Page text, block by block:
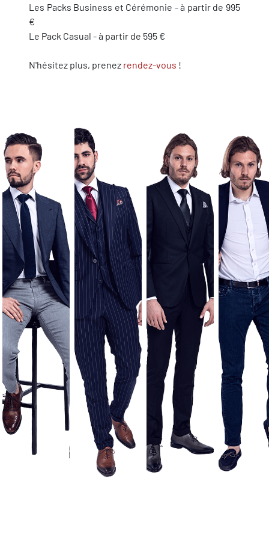
Les Packs Business et Cérémonie - à partir de 995
€
Le Pack Casual - à partir de 595 €
N'hésitez plus, prenez rendez-vous !